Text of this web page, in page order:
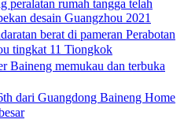
peralatan rumah tangga telah
desain Guangzhou 2021
berat di pameran Perabotan
tingkat 11 Tiongkok
Baineng memukau dan terbuka
dari Guangdong Baineng Home